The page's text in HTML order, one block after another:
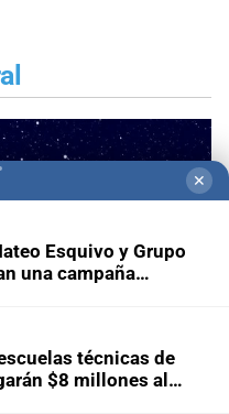
✕
Esquivo y Grupo
una campaña
técnicas de
$8 millones al